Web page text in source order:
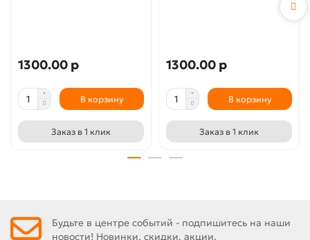
1300.00 р
В корзину
Заказ в 1 клик
1300.00 р
В корзину
Заказ в 1 клик
Будьте в центре событий - подпишитесь на наши
новости! Новинки, скидки, акции.